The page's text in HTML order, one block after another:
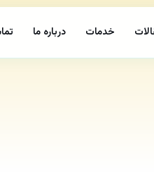
خدمات درباره ما